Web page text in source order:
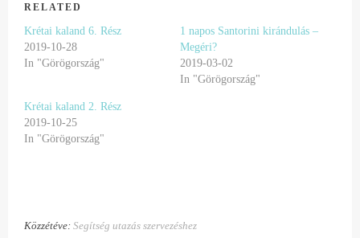
RELATED
Krétai kaland 6. Rész
2019-10-28
In "Görögország"
1 napos Santorini kirándulás –
Megéri?
2019-03-02
In "Görögország"
Krétai kaland 2. Rész
2019-10-25
In "Görögország"
Közzétéve:Segítség utazás szervezéshez